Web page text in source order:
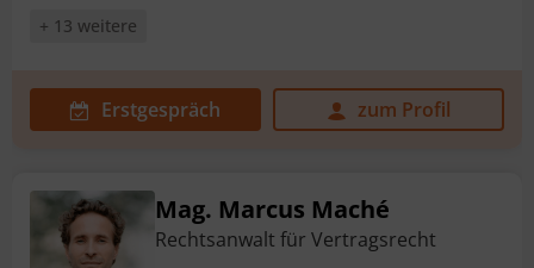
+ 13 weitere
Erstgespräch zum Profil
Mag. Marcus Maché
Rechtsanwalt für Vertragsrecht